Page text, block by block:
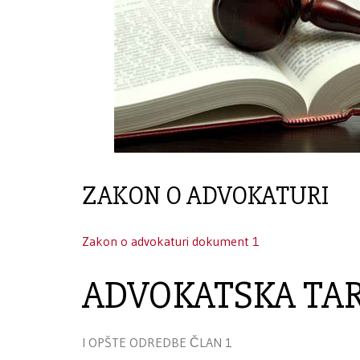
ZAKON O ADVOKATURI
Zakon o advokaturi dokument 1
ADVOKATSKA
I OPŠTE ODREDBE ČLAN 1